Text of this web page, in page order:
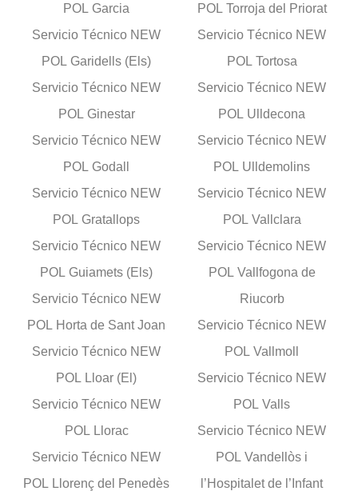
POL Garcia
Servicio Técnico NEW
POL Garidells (Els)
Servicio Técnico NEW
POL Ginestar
Servicio Técnico NEW
POL Godall
Servicio Técnico NEW
POL Gratallops
Servicio Técnico NEW
POL Guiamets (Els)
Servicio Técnico NEW
POL Horta de Sant Joan
Servicio Técnico NEW
POL Lloar (El)
Servicio Técnico NEW
POL Llorac
Servicio Técnico NEW
POL Llorenç del Penedès
POL Torroja del Priorat
Servicio Técnico NEW
POL Tortosa
Servicio Técnico NEW
POL Ulldecona
Servicio Técnico NEW
POL Ulldemolins
Servicio Técnico NEW
POL Vallclara
Servicio Técnico NEW
POL Vallfogona de
Riucorb
Servicio Técnico NEW
POL Vallmoll
Servicio Técnico NEW
POL Valls
Servicio Técnico NEW
POL Vandellòs i
l’Hospitalet de l’Infant